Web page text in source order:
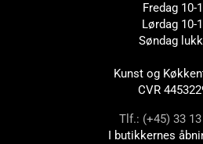
Fredag 10-
Lørdag 10-
Søndag
Kunst og
CVR
Tlf.: (+45) 33
I butikkernes